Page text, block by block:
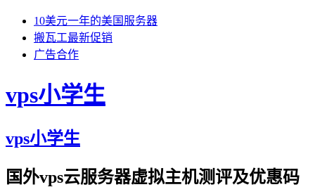
10美元一年的美国服务器
搬瓦工最新促销
广告合作
vps小学生
vps小学生
国外vps云服务器虚拟主机测评及优惠码